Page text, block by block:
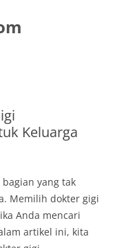
Keluarga
yang tak
Memilih dokter gigi
Anda mencari
artikel ini, kita